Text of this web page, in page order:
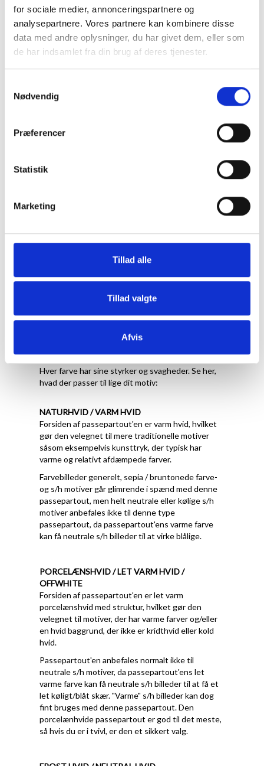
for sociale medier, annonceringspartnere og
analysepartnere. Vores partnere kan kombinere disse
data med andre oplysninger, du har givet dem, eller som
de har indsamlet fra din brug af deres tjenester.
Nødvendig
Præferencer
Statistik
Marketing
Tillad alle
Tillad valgte
Afvis
Hvilken farve skal jeg
Hver farve har sine styrker og svagheder. Se her,
hvad der passer til lige dit motiv:
NATURHVID / VARM HVID
Forsiden af passepartout'en er varm hvid, hvilket
gør den velegnet til mere traditionelle motiver
såsom eksempelvis kunsttryk, der typisk har
varme og relativt afdæmpede farver.
Farvebilleder generelt, sepia / bruntonede farve-
og s/h motiver går glimrende i spænd med denne
passepartout, men helt neutrale eller kølige s/h
motiver anbefales ikke til denne type
passepartout, da passepartout'ens varme farve
kan få neutrale s/h billeder til at virke blålige.
PORCELÆNSHVID / LET VARM HVID /
OFFWHITE
Forsiden af passepartout'en er let varm
porcelænshvid med struktur, hvilket gør den
velegnet til motiver, der har varme farver og/eller
en hvid baggrund, der ikke er kridthvid eller kold
hvid.
Passepartout'en anbefales normalt ikke til
neutrale s/h motiver, da passepartout'ens let
varme farve kan få neutrale s/h billeder til at få et
let køligt/blåt skær. "Varme" s/h billeder kan dog
fint bruges med denne passepartout. Den
porcelænhvide passepartout er god til det meste,
så hvis du er i tvivl, er den et sikkert valg.